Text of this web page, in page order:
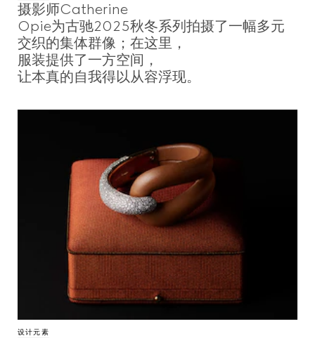
摄影师Catherine
Opie为古驰2025秋冬系列拍摄了一幅多元
交织的集体群像；在这里，
服装提供了一方空间，
让本真的自我得以从容浮现。
设计元素